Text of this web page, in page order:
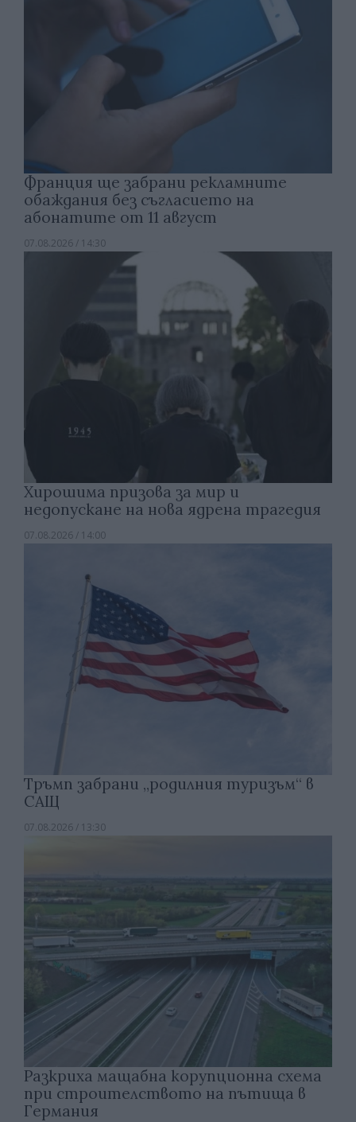
Франция ще забрани рекламните
обаждания без съгласието на
абонатите от 11 август
07.08.2026 / 14:30
Хирошима призова за мир и
недопускане на нова ядрена трагедия
07.08.2026 / 14:00
Тръмп забрани „родилния туризъм“ в
САЩ
07.08.2026 / 13:30
Разкриха мащабна корупционна схема
при строителството на пътища в
Германия